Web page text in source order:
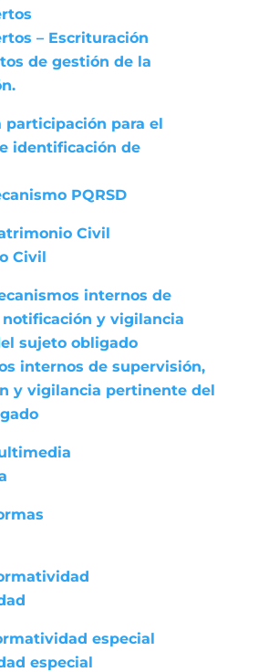
– Escrituración
de gestión de la
participación para el
identificación de
PQRSD
Civil
Civil
internos de
y vigilancia
sujeto obligado
internos de supervisión,
y vigilancia pertinente del
especial
especial